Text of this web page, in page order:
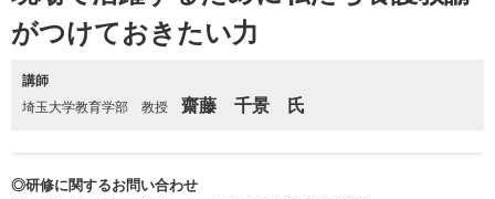
がつけておきたい力
講師
埼玉大学教育学部 教授 齋藤 千景 氏
◎研修に関するお問い合わせ